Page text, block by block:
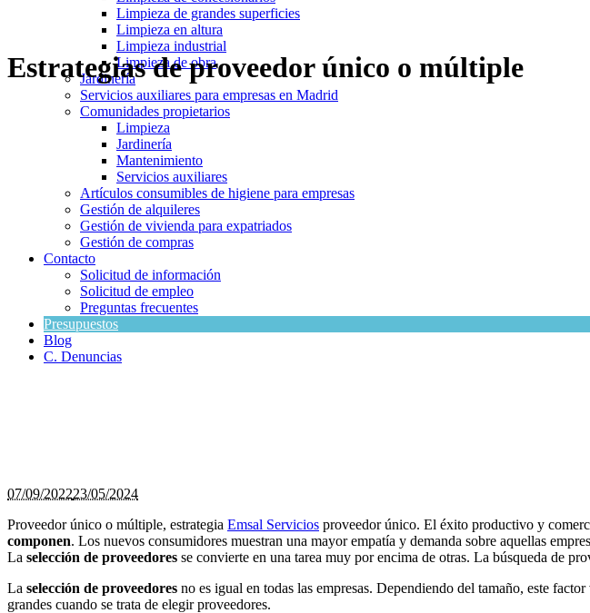
Limpieza de grandes superficies
Limpieza en altura
Limpieza industrial
Limpieza de obra
Jardinería
Servicios auxiliares para empresas en Madrid
Comunidades propietarios
Limpieza
Jardinería
Mantenimiento
Servicios auxiliares
Artículos consumibles de higiene para empresas
Gestión de alquileres
Gestión de vivienda para expatriados
Gestión de compras
Contacto
Solicitud de información
Solicitud de empleo
Preguntas frecuentes
Presupuestos
Blog
C. Denuncias
Estrategias de proveedor único o múltiple
07/09/202223/05/2024
Proveedor único o múltiple, estrategia Emsal Servicios proveedor único. El éxito productivo y
componen. Los nuevos consumidores muestran una mayor empatía y demanda sobre aquellas
La selección de proveedores se convierte en una tarea muy por encima de otras. La búsqueda de
La selección de proveedores no es igual en todas las empresas. Dependiendo del tamaño, este
grandes cuando se trata de elegir proveedores.